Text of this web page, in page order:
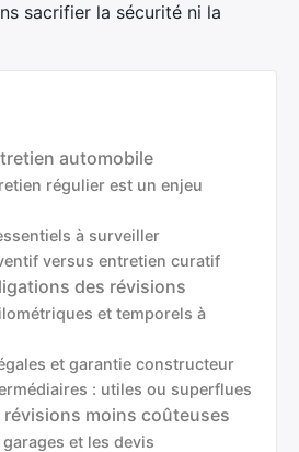
sacrifier la sécurité ni la
automobile
régulier est un enjeu
à surveiller
versus entretien curatif
des révisions
et temporels à
et garantie constructeur
: utiles ou superflues
moins coûteuses
et les devis